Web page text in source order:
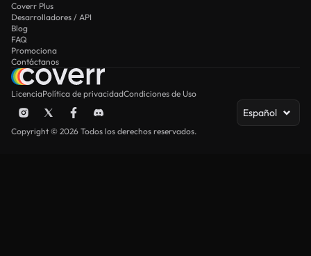
Coverr Plus
Desarrolladores / API
Blog
FAQ
Promociona
Contáctanos
LicenciaPolítica de privacidadCondiciones de Uso
Español
Copyright © 2026 Todos los derechos reservados.